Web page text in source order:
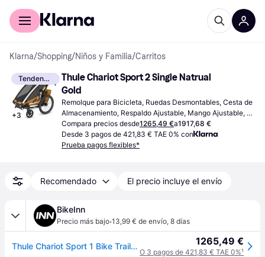
Comprar con Klarna
Klarna/Shopping/Niños y Familia/Carritos
Tendencia
+3
Thule Chariot Sport 2 Single Natrual
Gold
Remolque para Bicicleta, Ruedas Desmontables, Cesta de
Almacenamiento, Respaldo Ajustable, Mango Ajustable,
Reclinación Completa, Negro, Oro
Compara precios desde1265,49 €a1917,68 €
Desde 3 pagos de 421,83 € TAE 0% con
Prueba pagos flexibles*
Recomendado El precio incluye el envío
BikeInn
Precio más bajo·13,99 € de envío, 8 días
Thule Chariot Sport 1 Bike Trailer Plateado Max 22 kg Niño 1265,49 €
O 3 pagos de 421,83 € TAE 0%¹